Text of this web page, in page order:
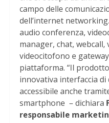
campo delle
dell’internet
audio conferenza,
manager, chat,
videocitofono e
piattaforma. “Il
innovativa interfaccia
accessibile anche
smartphone – dichiara
responsabile